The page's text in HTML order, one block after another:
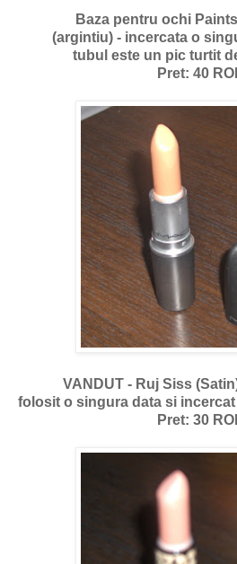
Baza pentru ochi
(argintiu) - incercata o
tubul este un pic turtit
Pret: 40
VANDUT - Ruj Siss
folosit o singura data si
Pret: 30